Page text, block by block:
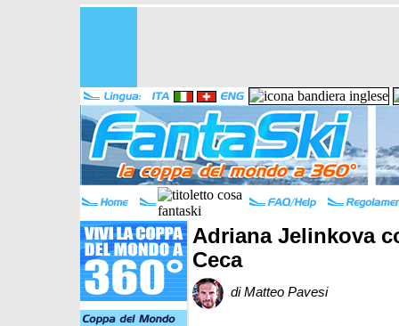
Adriana Jelinkova
Ceca
di Matteo Pavesi